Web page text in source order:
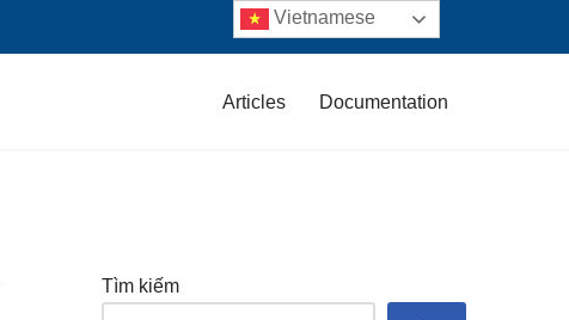
Articles Documentation
Tìm kiếm
Vietnamese